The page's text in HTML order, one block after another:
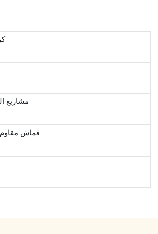
مشاريع
قماش مقاوم